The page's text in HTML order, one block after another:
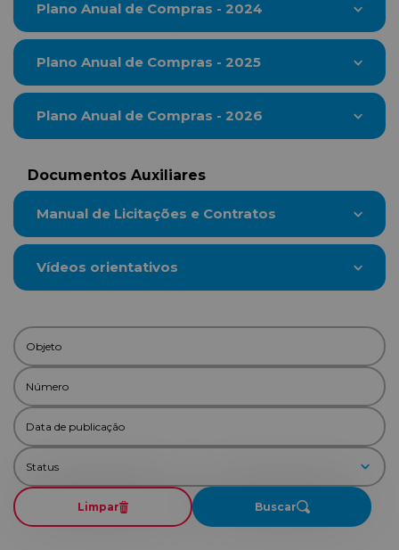
Plano Anual de Compras - 2024
Plano Anual de Compras - 2025
Plano Anual de Compras - 2026
Documentos Auxiliares
Manual de Licitações e Contratos
Vídeos orientativos
Limpar Buscar